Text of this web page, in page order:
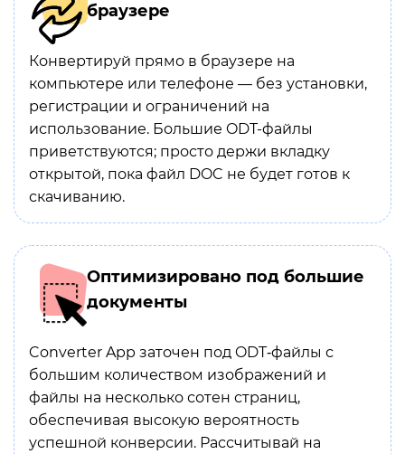
браузере
Конвертируй прямо в браузере на
компьютере или телефоне — без установки,
регистрации и ограничений на
использование. Большие ODT-файлы
приветствуются; просто держи вкладку
открытой, пока файл DOC не будет готов к
скачиванию.
Оптимизировано под большие
документы
Converter App заточен под ODT‑файлы с
большим количеством изображений и
файлы на несколько сотен страниц,
обеспечивая высокую вероятность
успешной конверсии. Рассчитывай на